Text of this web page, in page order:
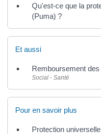
Qu'est-ce que la
(Puma) ?
Et aussi
Remboursement
Social - Santé
Pour en savoir plus
Protection